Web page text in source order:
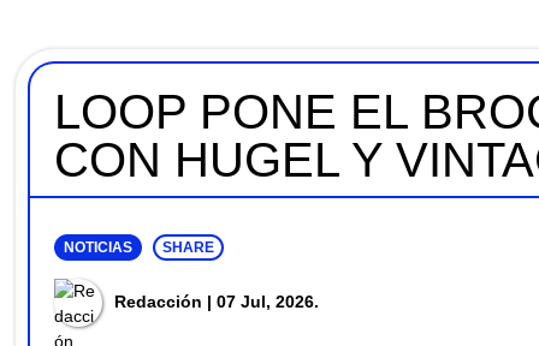
LOOP PONE EL
CON HUGEL Y
NOTICIAS SHARE
Redacción | 07 Jul, 2026.